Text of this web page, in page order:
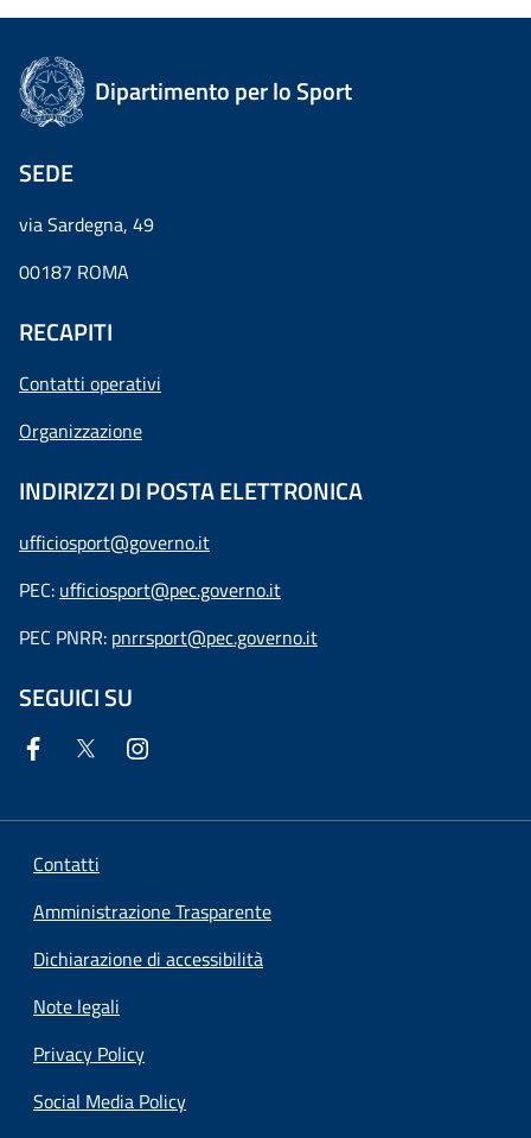
Dipartimento per lo Sport
SEDE
via Sardegna, 49
00187 ROMA
RECAPITI
Contatti operativi
Organizzazione
INDIRIZZI DI POSTA ELETTRONICA
ufficiosport@governo.it
PEC: ufficiosport@pec.governo.it
PEC PNRR: pnrrsport@pec.governo.it
SEGUICI SU
Contatti
Amministrazione Trasparente
Dichiarazione di accessibilità
Note legali
Privacy Policy
Social Media Policy